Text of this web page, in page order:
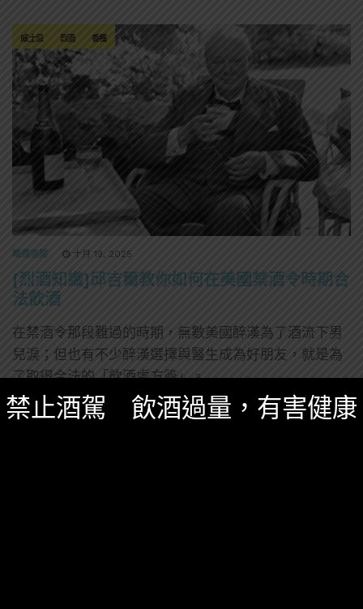
威士忌 烈酒 香檳
精選酒聞 十月 19, 2025
[烈酒知識]邱吉爾教你如何在美國禁酒令時期合
法飲酒
在禁酒令那段難過的時期，無數美國醉漢為了酒流下男
兒淚；但也有不少醉漢選擇與醫生成為好朋友，就是為
了取得合法的「飲酒處方簽」。
8 SHARES 無迴響
禁止酒駕 飲酒過量，有害健康